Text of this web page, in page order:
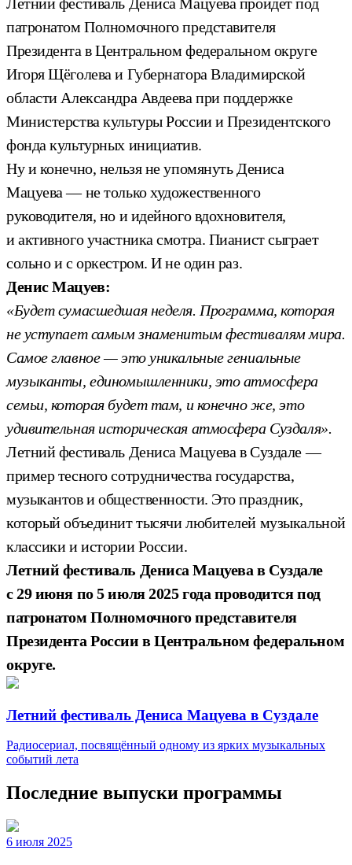
патронатом Полномочного представителя
Президента в Центральном федеральном округе
Игоря Щёголева и Губернатора Владимирской
области Александра Авдеева при поддержке
Министерства культуры России и Президентского
фонда культурных инициатив.
Ну и конечно, нельзя не упомянуть Дениса
Мацуева — не только художественного
руководителя, но и идейного вдохновителя,
и активного участника смотра. Пианист сыграет
сольно и с оркестром. И не один раз.
Денис Мацуев:
«Будет сумасшедшая неделя. Программа, которая
не уступает самым знаменитым фестивалям мира.
Самое главное — это уникальные гениальные
музыканты, единомышленники, это атмосфера
семьи, которая будет там, и конечно же, это
удивительная историческая атмосфера Суздаля».
Летний фестиваль Дениса Мацуева в Суздале —
пример тесного сотрудничества государства,
музыкантов и общественности. Это праздник,
который объединит тысячи любителей музыкальной
классики и истории России.
Летний фестиваль Дениса Мацуева в Суздале
с 29 июня по 5 июля 2025 года проводится под
патронатом Полномочного представителя
Президента России в Центральном федеральном
округе.
Летний фестиваль Дениса Мацуева в Суздале
Радиосериал, посвящённый одному из ярких музыкальных
событий лета
Последние выпуски программы
6 июля 2025